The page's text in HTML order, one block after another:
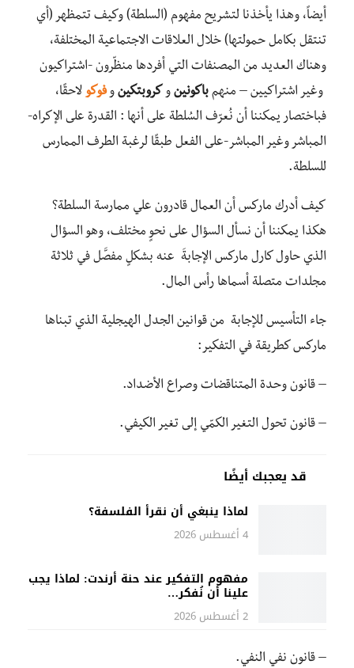
أيضاً، وهذا يأخذنا لتشريح مفهوم (السلطة) وكيف تتمظهر (أي
تنتقل بكامل حمولتها) خلال العلاقات الاجتماعية المختلفة،
وهناك العديد من المصنفات التي أفردها منظّرون -اشتراكيون
وغير اشتراكيين – منهم باكونين و كروبتكين وفوكو لاحقًا،
فباختصار يمكننا أن نُعرّف السُلطة على أنها : القدرة على الإكراه-
المباشر وغير المباشر-على الفعل طبقًا لرغبة الطرف الممارس
للسلطة.
كيف أدرك ماركس أن العمال قادرون علي ممارسة السلطة؟
هكذا يمكننا أن نسأل السؤال على نحوٍ مختلف، وهو السؤال
الذي حاول كارل ماركس الإجابةَ عنه بشكلٍ مفصَّل في ثلاثة
مجلدات متصلة أسماها رأس المال.
جاء التأسيس للإجابة من قوانين الجدل الهيجلية الذي تبناها
ماركس كطريقة في التفكير:
– قانون وحدة المتناقضات وصراع الأضداد.
– قانون تحول التغير الكمّي إلى تغير الكيفي.
قد يعجبك أيضًا
لماذا ينبغي أن نقرأ الفلسفة؟
4 أغسطس 2026
مفهوم التفكير عند حنة أرندت: لماذا يجب
علينا أن نُفكر…
2 أغسطس 2026
– قانون نفي النفي.